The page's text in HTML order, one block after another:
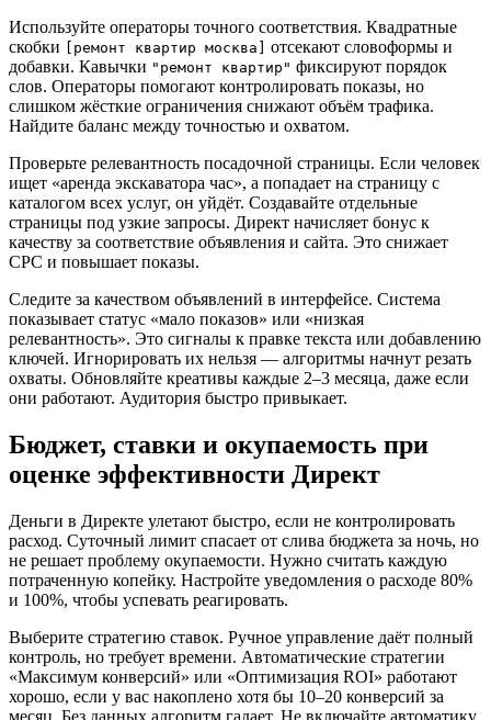
Используйте операторы точного соответствия. Квадратные
скобки
[ремонт квартир москва]
отсекают словоформы и
добавки. Кавычки "ремонт квартир" фиксируют порядок
слов. Операторы помогают контролировать показы, но
слишком жёсткие ограничения снижают объём трафика.
Найдите баланс между точностью и охватом.
Проверьте релевантность посадочной страницы. Если человек
ищет «аренда экскаватора час», а попадает на страницу с
каталогом всех услуг, он уйдёт. Создавайте отдельные
страницы под узкие запросы. Директ начисляет бонус к
качеству за соответствие объявления и сайта. Это снижает
CPC и повышает показы.
Следите за качеством объявлений в интерфейсе. Система
показывает статус «мало показов» или «низкая
релевантность». Это сигналы к правке текста или добавлению
ключей. Игнорировать их нельзя — алгоритмы начнут резать
охваты. Обновляйте креативы каждые 2–3 месяца, даже если
они работают. Аудитория быстро привыкает.
Бюджет, ставки и окупаемость при
оценке эффективности Директ
Деньги в Директе улетают быстро, если не контролировать
расход. Суточный лимит спасает от слива бюджета за ночь, но
не решает проблему окупаемости. Нужно считать каждую
потраченную копейку. Настройте уведомления о расходе 80%
и 100%, чтобы успевать реагировать.
Выберите стратегию ставок. Ручное управление даёт полный
контроль, но требует времени. Автоматические стратегии
«Максимум конверсий» или «Оптимизация ROI» работают
хорошо, если у вас накоплено хотя бы 10–20 конверсий за
месяц. Без данных алгоритм гадает. Не включайте автоматику